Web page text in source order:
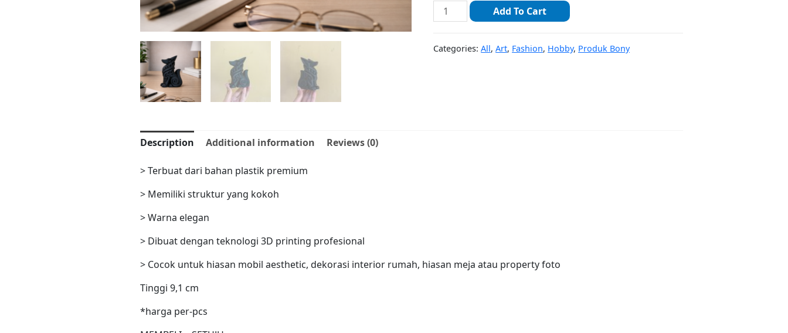
Add To Cart
Categories:All,Art, Fashion, Hobby, Produk Bony
Description Additional information Reviews (0)
> Terbuat dari bahan plastik premium
> Memiliki struktur yang kokoh
> Warna elegan
> Dibuat dengan teknologi 3D printing profesional
> Cocok untuk hiasan mobil aesthetic, dekorasi interior rumah, hiasan meja atau property foto
Tinggi 9,1 cm
*harga per-pcs